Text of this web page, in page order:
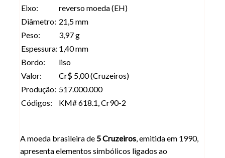
Eixo:
Diâmetro:
Peso:
Espessura:
Bordo:
Valor:
Produção:
Códigos:
reverso moeda (EH)
21,5 mm
3,97 g
1,40 mm
liso
Cr$ 5,00 (Cruzeiros)
517.000.000
KM# 618.1, Cr90-2
A moeda brasileira de5 Cruzeiros, emitida em 1990,
apresenta elementos simbólicos ligados ao